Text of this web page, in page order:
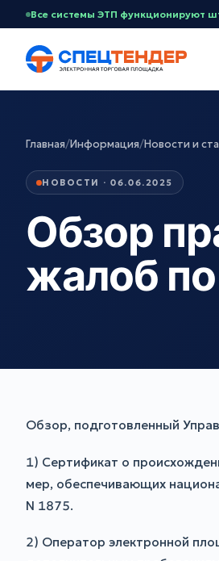
Все системы ЭТП функционируют
Главная/Информация/Новости и
НОВОСТИ · 06.06.2025
Обзор
жалоб
Обзор, подготовленный
1) Сертификат о
мер, обеспечивающих
N 1875.
2) Оператор электронной